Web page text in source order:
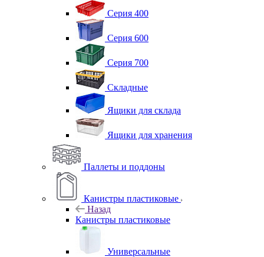
Серия 400
Серия 600
Серия 700
Складные
Ящики для склада
Ящики для хранения
Паллеты и поддоны
Канистры пластиковые
Назад
Канистры пластиковые
Универсальные